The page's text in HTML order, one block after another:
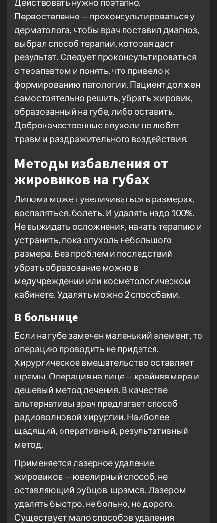
Действовать нужно поэтапно.
Первостепенно — проконсультироваться у
дерматолога, чтобы врач поставил диагноз,
выбрал способ терапии, которая даст
результат. Следует проконсультироваться
с терапевтом и понять, что привело к
формированию патологии. Пациент должен
самостоятельно решить, убрать жировик,
образованный на губе, либо оставить.
Доброкачественные опухоли не любят
травм и раздражительного воздействия.
Методы избавления от
жировиков на губах
Липома может увеличиваться в размерах,
воспаляться, болеть. И удалять надо 100%.
Не выжидать осложнения, начать терапию и
устранить, пока опухоль небольшого
размера. Без проблем и последствий
убрать образование можно в
медучреждении или косметологическом
кабинете. Удалять можно 2 способами.
В больнице
Если на губе замечен маленький элемент, то
операцию проводить не придется.
Хирургическое вмешательство оставляет
шрамы. Операция на лице — крайняя мера и
дешевый метод лечения. В качестве
альтернативы врач предлагает способ
радиоволновой хирургии. Наиболее
щадящий, оперативный, результативный
метод.
Применяется лазерное удаление
жировиков — ювелирный способ, не
оставляющий рубцов, шрамов. Лазером
удалять быстро, не больно, но дорого.
Существует мало способов удаления